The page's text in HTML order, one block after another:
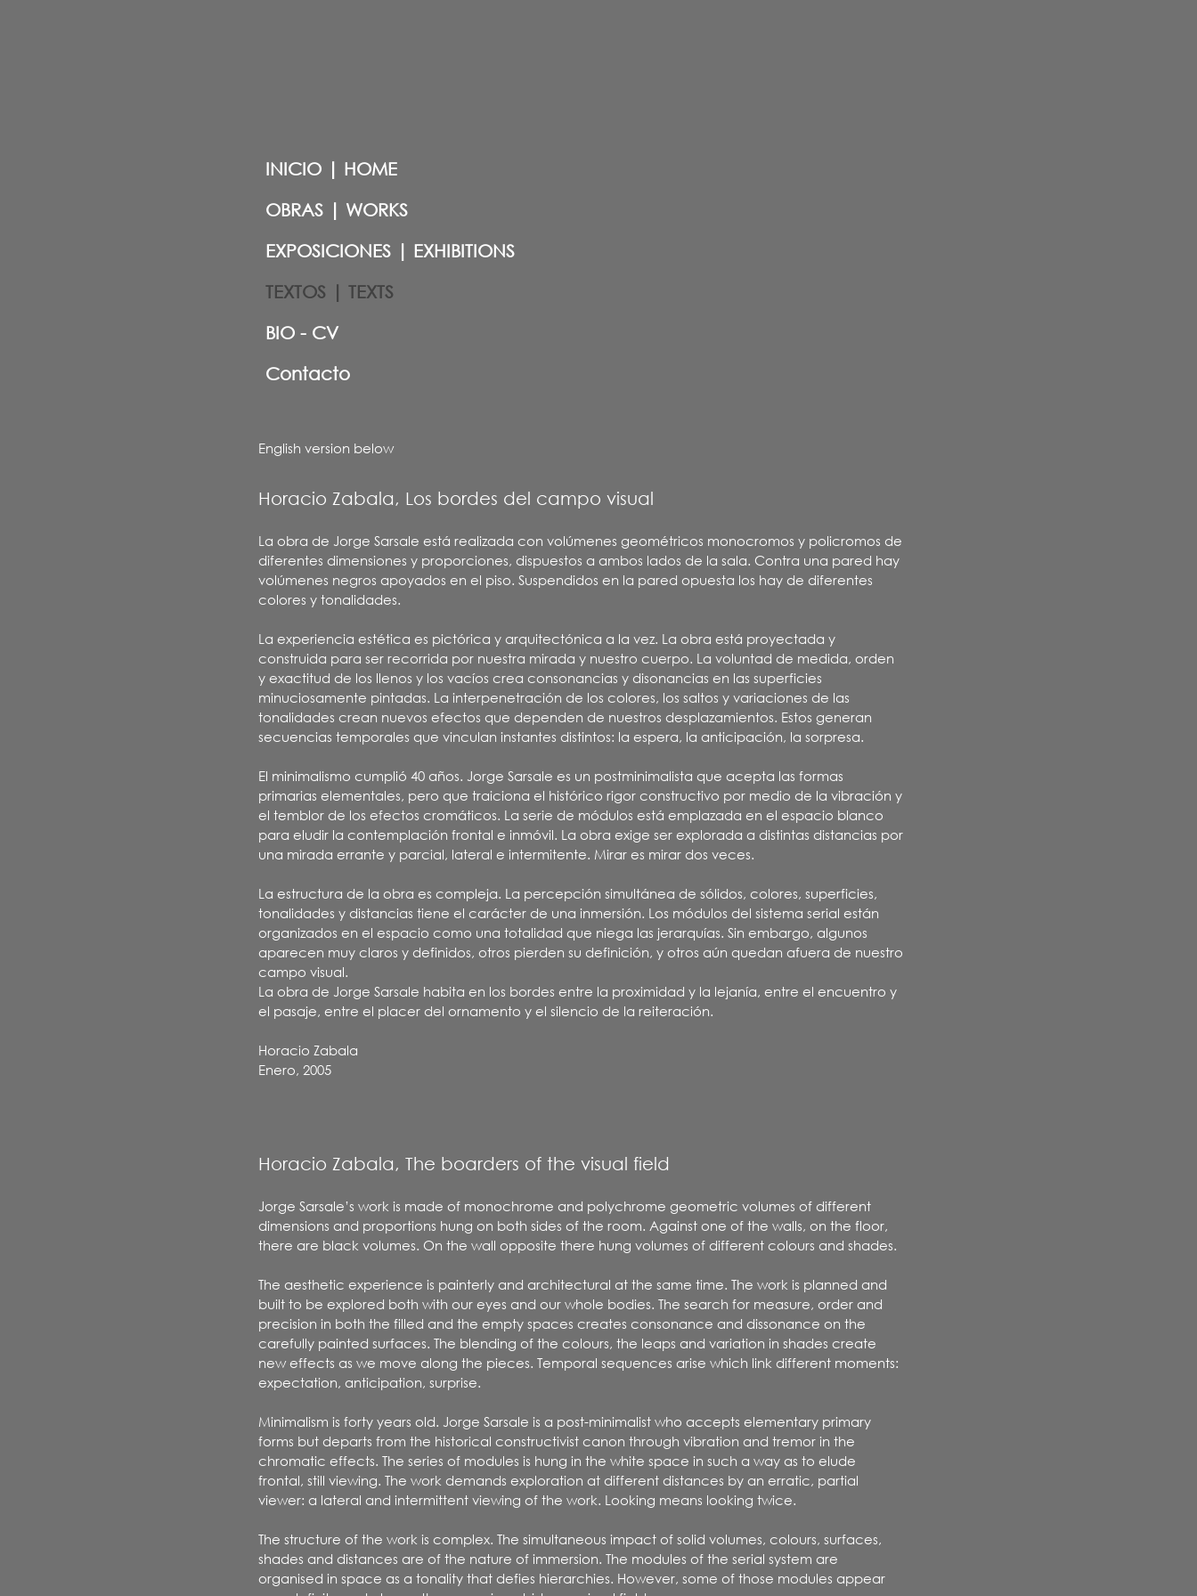
English version below
Horacio Zabala, Los bordes del campo visual
La obra de Jorge Sarsale está realizada con volúmenes geométricos monocromos y policromos de
diferentes dimensiones y proporciones, dispuestos a ambos lados de la sala. Contra una pared hay
volúmenes negros apoyados en el piso. Suspendidos en la pared opuesta los hay de diferentes
colores y tonalidades.
La experiencia estética es pictórica y arquitectónica a la vez. La obra está proyectada y
construida para ser recorrida por nuestra mirada y nuestro cuerpo. La voluntad de medida, orden
y exactitud de los llenos y los vacíos crea consonancias y disonancias en las superficies
minuciosamente pintadas. La interpenetración de los colores, los saltos y variaciones de las
tonalidades crean nuevos efectos que dependen de nuestros desplazamientos. Estos generan
secuencias temporales que vinculan instantes distintos: la espera, la anticipación, la sorpresa.
El minimalismo cumplió 40 años. Jorge Sarsale es un postminimalista que acepta las formas
primarias elementales, pero que traiciona el histórico rigor constructivo por medio de la vibración y
el temblor de los efectos cromáticos. La serie de módulos está emplazada en el espacio blanco
para eludir la contemplación frontal e inmóvil. La obra exige ser explorada a distintas distancias por
una mirada errante y parcial, lateral e intermitente. Mirar es mirar dos veces.
La estructura de la obra es compleja. La percepción simultánea de sólidos, colores, superficies,
tonalidades y distancias tiene el carácter de una inmersión. Los módulos del sistema serial están
organizados en el espacio como una totalidad que niega las jerarquías. Sin embargo, algunos
aparecen muy claros y definidos, otros pierden su definición, y otros aún quedan afuera de nuestro
campo visual.
La obra de Jorge Sarsale habita en los bordes entre la proximidad y la lejanía, entre el encuentro y
el pasaje, entre el placer del ornamento y el silencio de la reiteración.
Horacio Zabala
Enero, 2005
Horacio Zabala, The boarders of the visual field
Jorge Sarsale’s work is made of monochrome and polychrome geometric volumes of different
dimensions and proportions hung on both sides of the room. Against one of the walls, on the floor,
there are black volumes. On the wall opposite there hung volumes of different colours and shades.
The aesthetic experience is painterly and architectural at the same time. The work is planned and
built to be explored both with our eyes and our whole bodies. The search for measure, order and
precision in both the filled and the empty spaces creates consonance and dissonance on the
carefully painted surfaces. The blending of the colours, the leaps and variation in shades create
new effects as we move along the pieces. Temporal sequences arise which link different moments:
expectation, anticipation, surprise.
Minimalism is forty years old. Jorge Sarsale is a post-minimalist who accepts elementary primary
forms but departs from the historical constructivist canon through vibration and tremor in the
chromatic effects. The series of modules is hung in the white space in such a way as to elude
frontal, still viewing. The work demands exploration at different distances by an erratic, partial
viewer: a lateral and intermittent viewing of the work. Looking means looking twice.
The structure of the work is complex. The simultaneous impact of solid volumes, colours, surfaces,
shades and distances are of the nature of immersion. The modules of the serial system are
organised in space as a tonality that defies hierarchies. However, some of those modules appear
INICIO | HOME
OBRAS | WORKS
EXPOSICIONES | EXHIBITIONS
TEXTOS | TEXTS
BIO - CV
Contacto